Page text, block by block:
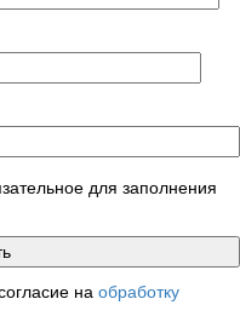
для заполнения
на обработку